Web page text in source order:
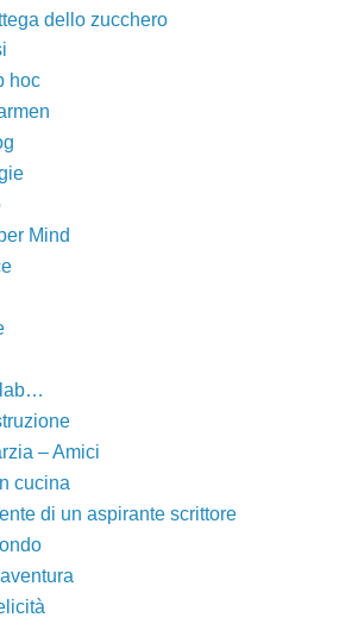
dello zucchero
hoc
Mind
lab…
– Amici
cucina
di un aspirante scrittore